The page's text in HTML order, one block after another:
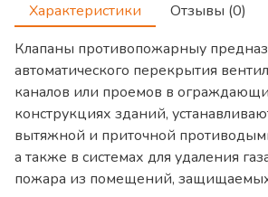
Характеристики Отзывы (0)
Клапаны противопожарныу
автоматического перекрытия
каналов или проемов в
конструкциях зданий,
вытяжной и приточной
а также в системах для удаления
пожара из помещений,